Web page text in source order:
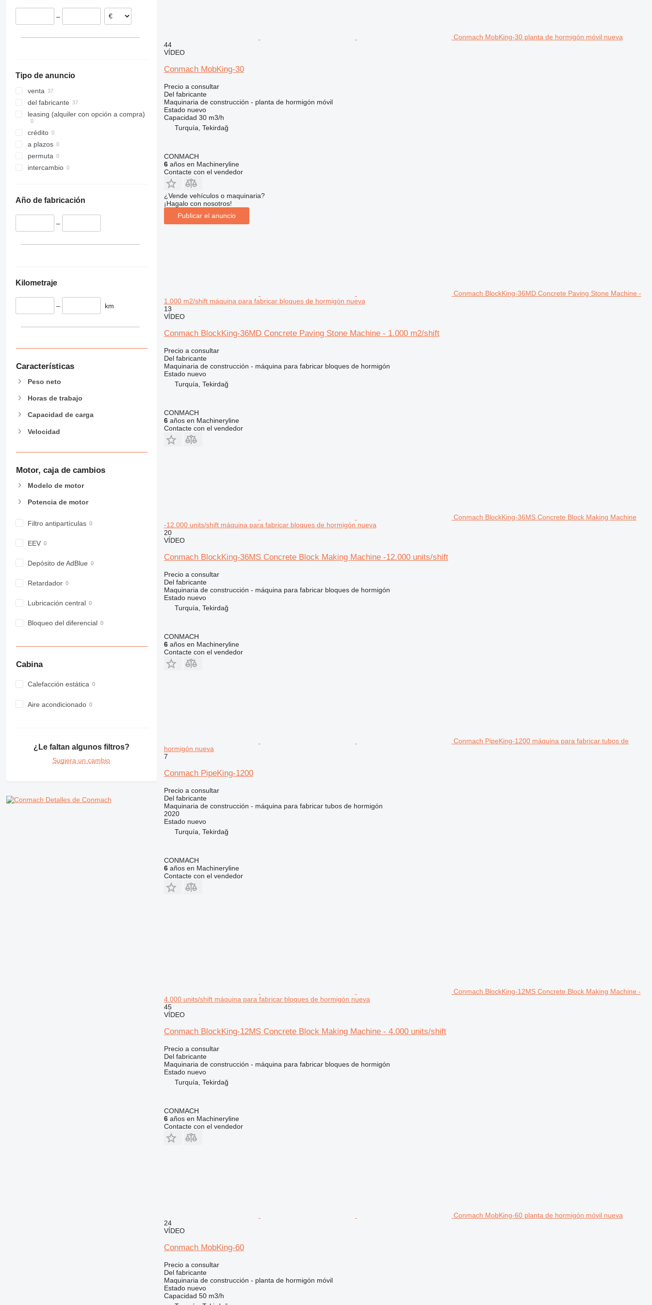
312
318
319
320
321
323
324
325
326
345
390
395
430
432
589
826
907
910
914
926
930
950
953
962
966
973
988
992
CB
D series
GC
427
8008
8018
8025
8026
8035
CT
JS
JZ
Vibromax
3246
Liftlux
Pecolift
R-series
Toucan
SD
XR Ghana
República del Congo
–
Tipo de anuncio
venta
del fabricante
leasing (alquiler con opción a compra)
crédito
a plazos
permuta
intercambio
Año de fabricación
–
Kilometraje
– km
Características
Peso neto
Horas de trabajo
Capacidad de carga
Velocidad
Motor, caja de cambios
Modelo de motor
Potencia de motor
Filtro antipartículas
EEV
Depósito de AdBlue
Retardador
Lubricación central
Bloqueo del diferencial
Cabina
Calefacción estática
Aire acondicionado
¿Le faltan algunos filtros?
Sugiera un cambio
Detalles de Conmach
Conmach MobKing-30 planta de hormigón móvil nueva
44
VÍDEO
Conmach MobKing-30
Precio a consultar
Del fabricante
Maquinaria de construcción - planta de hormigón móvil
Estadonuevo
Capacidad 30 m3/h
Turquía, Tekirdağ
CONMACH
6años en Machineryline
Contacte con el vendedor
¿Vende vehículos o maquinaria?
¡Hagalo con nosotros!
Publicar el anuncio
Conmach BlockKing-36MD Concrete Paving Stone Machine -
1.000 m2/shift máquina para fabricar bloques de hormigón nueva
13
VÍDEO
Conmach BlockKing-36MD Concrete Paving Stone Machine - 1.000 m2/shift
Precio a consultar
Del fabricante
Maquinaria de construcción - máquina para fabricar bloques de hormigón
Estadonuevo
Turquía, Tekirdağ
CONMACH
6años en Machineryline
Contacte con el vendedor
Conmach BlockKing-36MS Concrete Block Making Machine
-12.000 units/shift máquina para fabricar bloques de hormigón nueva
20
VÍDEO
Conmach BlockKing-36MS Concrete Block Making Machine -12.000 units/shift
Precio a consultar
Del fabricante
Maquinaria de construcción - máquina para fabricar bloques de hormigón
Estadonuevo
Turquía, Tekirdağ
CONMACH
6años en Machineryline
Contacte con el vendedor
Conmach PipeKing-1200 máquina para fabricar tubos de
hormigón nueva
7
Conmach PipeKing-1200
Precio a consultar
Del fabricante
Maquinaria de construcción - máquina para fabricar tubos de hormigón
2020
Estadonuevo
Turquía, Tekirdağ
CONMACH
6años en Machineryline
Contacte con el vendedor
Conmach BlockKing-12MS Concrete Block Making Machine -
4.000 units/shift máquina para fabricar bloques de hormigón nueva
45
VÍDEO
Conmach BlockKing-12MS Concrete Block Making Machine - 4.000 units/shift
Precio a consultar
Del fabricante
Maquinaria de construcción - máquina para fabricar bloques de hormigón
Estadonuevo
Turquía, Tekirdağ
CONMACH
6años en Machineryline
Contacte con el vendedor
Conmach MobKing-60 planta de hormigón móvil nueva
24
VÍDEO
Conmach MobKing-60
Precio a consultar
Del fabricante
Maquinaria de construcción - planta de hormigón móvil
Estadonuevo
Capacidad 50 m3/h